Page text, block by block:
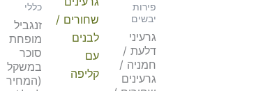
פירות
יבשים
גרעיני
דלעת /
חמניה /
גרעינים
כללי
זנגביל
מופחת
סוכר
במשקל
(המחיר